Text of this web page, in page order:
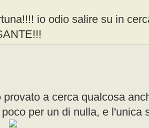
io odio salire su in
provato a cerca qualcosa
per un di nulla, e l'unica